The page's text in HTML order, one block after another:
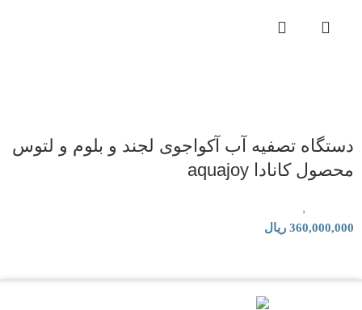
دستگاه تصفیه آب آکواجوی لجند و بلوم و لتوس
محصول کانادا aquajoy
,
360,000,000 ریال